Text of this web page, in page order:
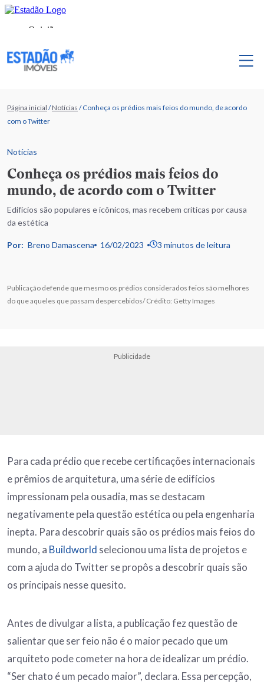
Página inicial /Notícias /Conheça os prédios mais feios do mundo, de acordo
com o Twitter
Notícias
Conheça os prédios mais feios do
mundo, de acordo com o Twitter
Edifícios são populares e icônicos, mas recebem críticas por causa
da estética
Por: Breno Damascena 16/02/2023 3 minutos de leitura
Publicação defende que mesmo os prédios considerados feios são melhores
do que aqueles que passam despercebidos/ Crédito: Getty Images
Publicidade
Para cada prédio que recebe certificações internacionais
e prêmios de arquitetura, uma série de edifícios
impressionam pela ousadia, mas se destacam
negativamente pela questão estética ou pela engenharia
inepta. Para descobrir quais são os prédios mais feios do
mundo, a Buildworld selecionou uma lista de projetos e
com a ajuda do Twitter se propôs a descobrir quais são
os principais nesse quesito.
Antes de divulgar a lista, a publicação fez questão de
salientar que ser feio não é o maior pecado que um
arquiteto pode cometer na hora de idealizar um prédio.
“Ser chato é um pecado maior”, declara. Essa percepção,